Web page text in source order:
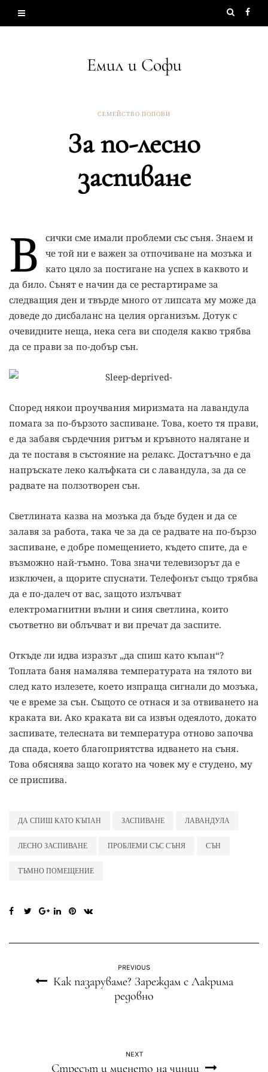
Емил и Софи
СЕМЕЙСТВО ПОПОВИ
За по-лесно
заспиване
В
сички сме имали проблеми със съня. Знаем и
че той ни е важен за отпочиване на мозъка и
като цяло за постигане на успех в каквото и
да било. Сънят е начин да се рестартираме за
следващия ден и твърде много от липсата му може да
доведе до дисбаланс на целия организъм. Дотук с
очевидните неща, нека сега ви споделя какво трябва
да се прави за по-добър сън.
Според някои проучвания миризмата на лавандула
помага за по-бързото заспиване. Това, което тя прави,
е да забавя сърдечния ритъм и кръвното налягане и
да те поставя в състояние на релакс. Достатъчно е да
напръскате леко калъфката си с лавандула, за да се
радвате на ползотворен сън.
Светлината казва на мозъка да бъде буден и да се
залавя за работа, така че за да се радвате на по-бързо
заспиване, е добре помещението, където спите, да е
възможно най-тъмно. Това значи телевизорът да е
изключен, а щорите спуснати. Телефонът също трябва
да е по-далеч от вас, защото излъчват
електромагнитни вълни и синя светлина, които
съответно ви облъчват и ви пречат да заспите.
Откъде ли идва изразът „да спиш като къпан“?
Топлата баня намалява температурата на тялото ви
след като излезете, което изпраща сигнали до мозъка,
че е време за сън. Същото се отнася и за отвиването на
краката ви. Ако краката ви са извън одеялото, докато
заспивате, телесната ви температура отново започва
да спада, което благоприятства идването на съня.
Това обяснява защо когато на човек му е студено, му
се приспива.
ДА СПИШ КАТО КЪПАН ЗАСПИВАНЕ ЛАВАНДУЛА
ЛЕСНО ЗАСПИВАНЕ ПРОБЛЕМИ СЪС СЪНЯ СЪН
ТЪМНО ПОМЕЩЕНИЕ
PREVIOUS
Как пазаруваме? Зареждам с Лакрима
редовно
NEXT
Стресът и миенето на чинии